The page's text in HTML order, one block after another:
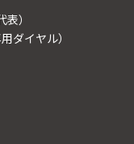
）
ダイヤル）